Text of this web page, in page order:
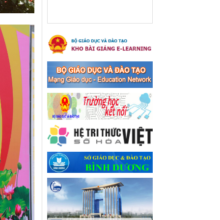
Hưởng ứng cuộc thi trực
tuyến "Tìm hiểu Nghị quyết
Trung ương 8 Khoá XIII"
Hưởng ứng cuộc thi trực tuyến
"Tìm hiểu Nghị quyết Trung
ương 8 Khoá XIII"
Ngày ban hành: 04/03/2024
Kế hoạch Triển khai công
tác tuyên truyền, đảm bảo
trật tự, an toàn giao thông
năm 2024 tại các cơ sở giáo
dục trên địa bàn thị xã Bến
Cát
Kế hoạch Triển khai công tác
tuyên truyền, đảm bảo trật tự,
an toàn giao thông năm 2024
tại các cơ sở giáo dục trên địa
bàn thị xã Bến Cát